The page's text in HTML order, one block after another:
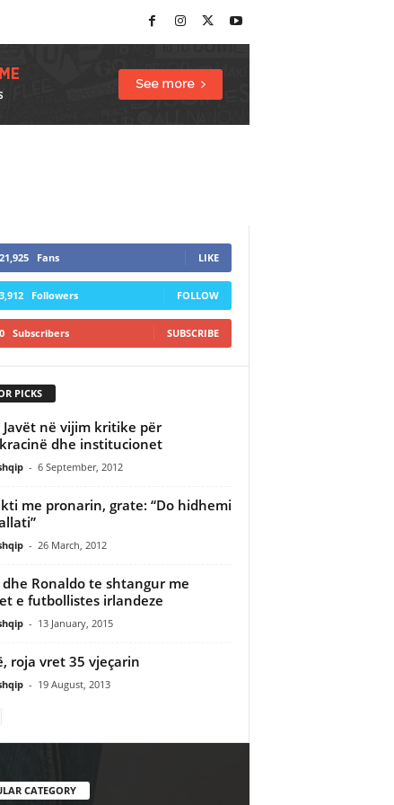
21,925 Fans LIKE
3,912 Followers FOLLOW
0 Subscribers SUBSCRIBE
PICKS
Javët në vijim kritike për
dhe institucionet
- 6 September, 2012
me pronarin, grate: “Do hidhemi
- 26 March, 2012
dhe Ronaldo te shtangur me
e futbollistes irlandeze
- 13 January, 2015
roja vret 35 vjeçarin
- 19 August, 2013
CATEGORY